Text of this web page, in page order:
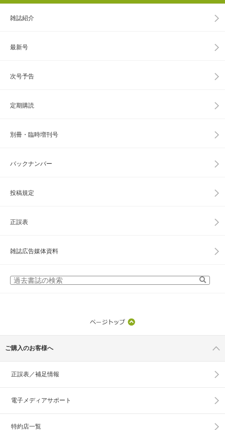
雑誌紹介
最新号
次号予告
定期購読
別冊・臨時増刊号
バックナンバー
投稿規定
正誤表
雑誌広告媒体資料
ご購入のお客様へ
正誤表／補足情報
電子メディアサポート
特約店一覧